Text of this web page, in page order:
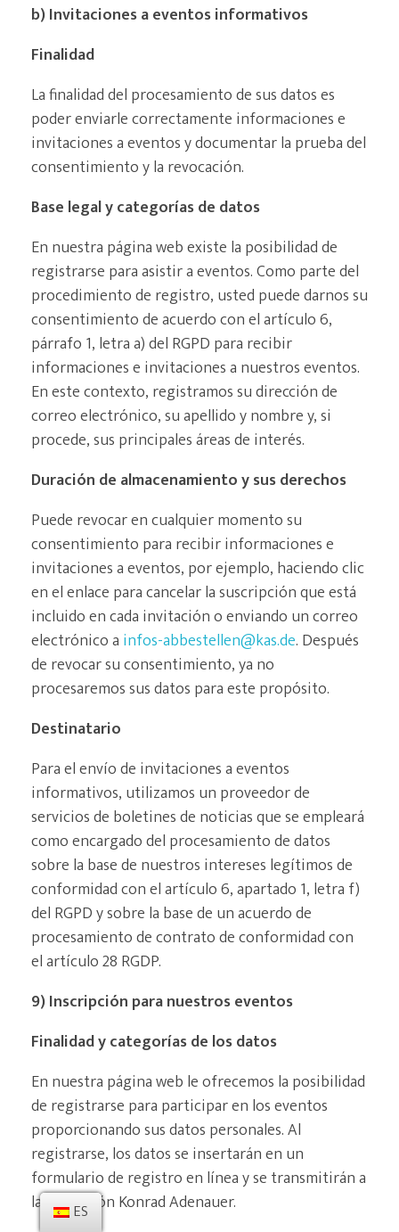
b) Invitaciones a eventos informativos
Finalidad
La finalidad del procesamiento de sus datos es
poder enviarle correctamente informaciones e
invitaciones a eventos y documentar la prueba del
consentimiento y la revocación.
Base legal y categorías de datos
En nuestra página web existe la posibilidad de
registrarse para asistir a eventos. Como parte del
procedimiento de registro, usted puede darnos su
consentimiento de acuerdo con el artículo 6,
párrafo 1, letra a) del RGPD para recibir
informaciones e invitaciones a nuestros eventos.
En este contexto, registramos su dirección de
correo electrónico, su apellido y nombre y, si
procede, sus principales áreas de interés.
Duración de almacenamiento y sus derechos
Puede revocar en cualquier momento su
consentimiento para recibir informaciones e
invitaciones a eventos, por ejemplo, haciendo clic
en el enlace para cancelar la suscripción que está
incluido en cada invitación o enviando un correo
electrónico a infos-abbestellen@kas.de. Después
de revocar su consentimiento, ya no
procesaremos sus datos para este propósito.
Destinatario
Para el envío de invitaciones a eventos
informativos, utilizamos un proveedor de
servicios de boletines de noticias que se empleará
como encargado del procesamiento de datos
sobre la base de nuestros intereses legítimos de
conformidad con el artículo 6, apartado 1, letra f)
del RGPD y sobre la base de un acuerdo de
procesamiento de contrato de conformidad con
el artículo 28 RGDP.
9) Inscripción para nuestros eventos
Finalidad y categorías de los datos
En nuestra página web le ofrecemos la posibilidad
de registrarse para participar en los eventos
proporcionando sus datos personales. Al
registrarse, los datos se insertarán en un
formulario de registro en línea y se transmitirán a
la Fundación Konrad Adenauer.
ES